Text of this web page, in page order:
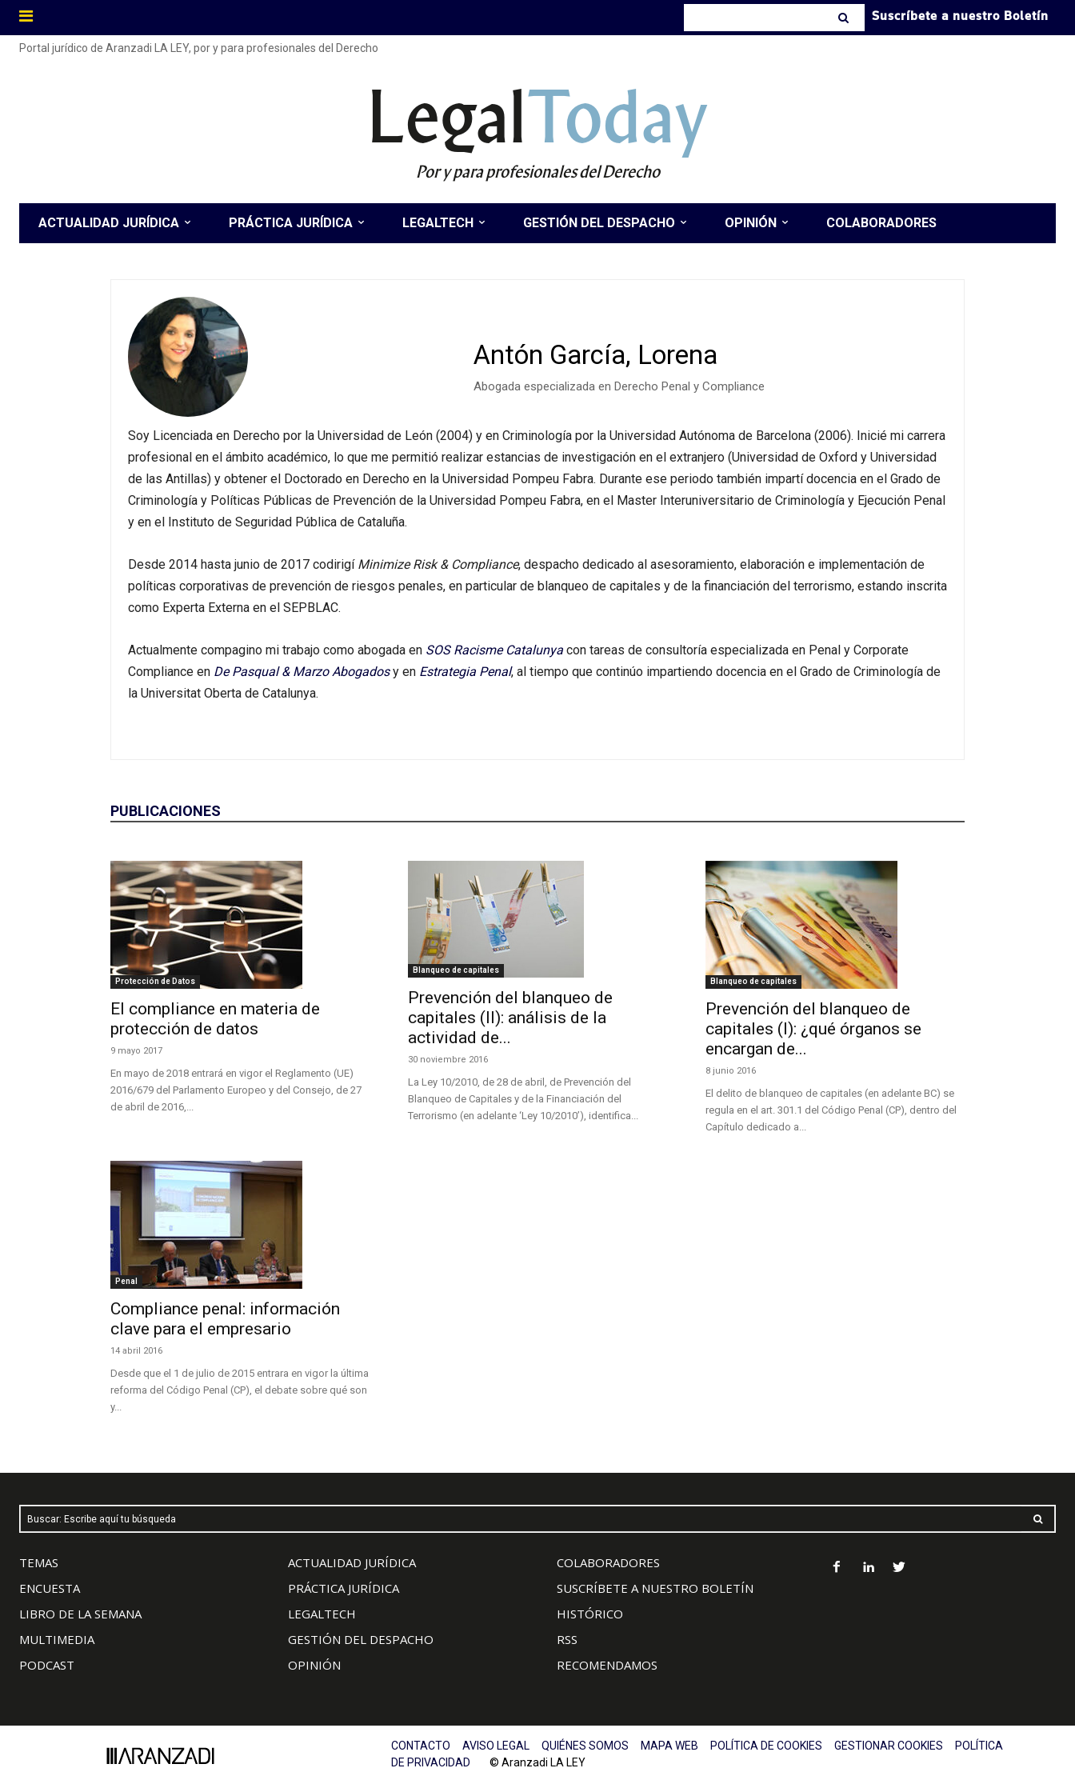
Suscríbete a nuestro Boletín
Portal jurídico de Aranzadi LA LEY, por y para profesionales del Derecho
LegalToday
Por y para profesionales del Derecho
ACTUALIDAD JURÍDICA PRÁCTICA JURÍDICA LEGALTECH GESTIÓN DEL DESPACHO OPINIÓN COLABORADORES
Antón García, Lorena
Abogada especializada en Derecho Penal y Compliance
Soy Licenciada en Derecho por la Universidad de León (2004) y en Criminología por la Universidad Autónoma de Barcelona (2006). Inicié mi carrera
profesional en el ámbito académico, lo que me permitió realizar estancias de investigación en el extranjero (Universidad de Oxford y Universidad
de las Antillas) y obtener el Doctorado en Derecho en la Universidad Pompeu Fabra. Durante ese periodo también impartí docencia en el Grado de
Criminología y Políticas Públicas de Prevención de la Universidad Pompeu Fabra, en el Master Interuniversitario de Criminología y Ejecución Penal
y en el Instituto de Seguridad Pública de Cataluña.
Desde 2014 hasta junio de 2017 codirigí Minimize Risk & Compliance, despacho dedicado al asesoramiento, elaboración e implementación de
políticas corporativas de prevención de riesgos penales, en particular de blanqueo de capitales y de la financiación del terrorismo, estando inscrita
como Experta Externa en el SEPBLAC.
Actualmente compagino mi trabajo como abogada en SOS Racisme Catalunya con tareas de consultoría especializada en Penal y Corporate
Compliance en De Pasqual & Marzo Abogadosy en Estrategia Penal, al tiempo que continúo impartiendo docencia en el Grado de Criminología de
la Universitat Oberta de Catalunya.
PUBLICACIONES
Protección de Datos
El compliance en materia de
protección de datos
9 mayo 2017
En mayo de 2018 entrará en vigor el Reglamento (UE)
2016/679 del Parlamento Europeo y del Consejo, de 27
de abril de 2016,...
Blanqueo de capitales
Prevención del blanqueo de
capitales (II): análisis de la
actividad de...
30 noviembre 2016
La Ley 10/2010, de 28 de abril, de Prevención del
Blanqueo de Capitales y de la Financiación del
Terrorismo (en adelante ‘Ley 10/2010’), identifica...
Blanqueo de capitales
Prevención del blanqueo de
capitales (I): ¿qué órganos se
encargan de...
8 junio 2016
El delito de blanqueo de capitales (en adelante BC) se
regula en el art. 301.1 del Código Penal (CP), dentro del
Capítulo dedicado a...
Penal
Compliance penal: información
clave para el empresario
14 abril 2016
Desde que el 1 de julio de 2015 entrara en vigor la última
reforma del Código Penal (CP), el debate sobre qué son
y...
Buscar: Escribe aquí tu búsqueda
TEMAS
ENCUESTA
LIBRO DE LA SEMANA
MULTIMEDIA
PODCAST
ACTUALIDAD JURÍDICA
PRÁCTICA JURÍDICA
LEGALTECH
GESTIÓN DEL DESPACHO
OPINIÓN
COLABORADORES
SUSCRÍBETE A NUESTRO BOLETÍN
HISTÓRICO
RSS
RECOMENDAMOS
CONTACTO AVISO LEGAL QUIÉNES SOMOS MAPA WEB POLÍTICA DE COOKIES GESTIONAR COOKIES
POLÍTICA
DE PRIVACIDAD © Aranzadi LA LEY